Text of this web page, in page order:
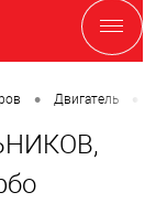
• Двигатель